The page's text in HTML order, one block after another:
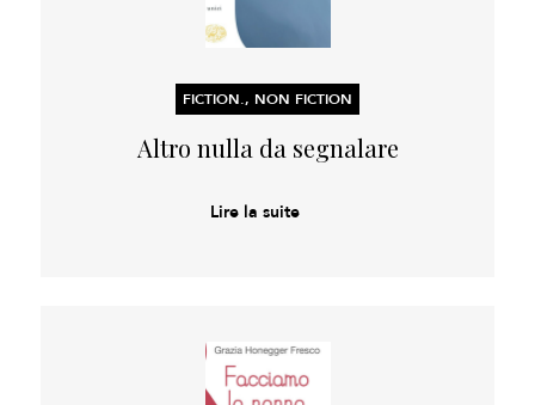
FICTION., NON FICTION
Altro nulla da segnalare
Lire la suite